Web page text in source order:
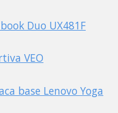
Duo UX481F
VEO
base Lenovo Yoga